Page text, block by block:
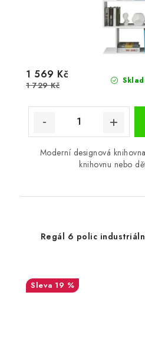
1 569 Kč
1 729 Kč
Moderní designová
knihovnu nebo
Regál 6 polic
19 %